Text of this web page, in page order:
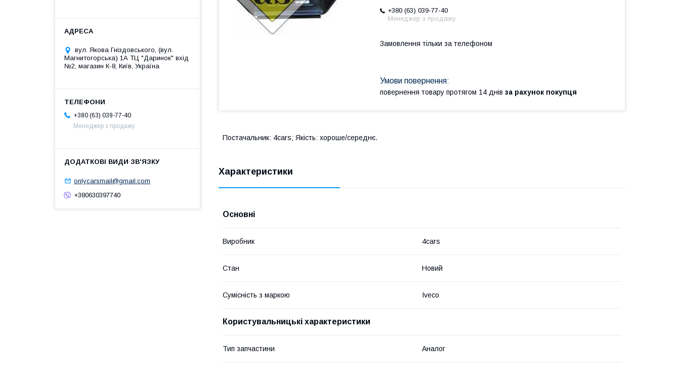
+380 (63) 039-77-40
Менеджер з продажу
Замовлення тільки за телефоном
повернення товару протягом 14 днів за рахунок покупця
Постачальник: 4cars; Якість: хороше/середнє.
Характеристики
Основні
Виробник 4cars
Стан Новий
Сумісність з маркою Iveco
Користувальницькі характеристики
Тип запчастини Аналог
вул. Якова Гніздовського, (вул.
Магнитогорська) 1А ТЦ "Даринок" вхід
№2, магазин К-8, Київ, Україна
+380 (63) 039-77-40
Менеджер з продажу
onlycarsmail@gmail.com
+380630397740